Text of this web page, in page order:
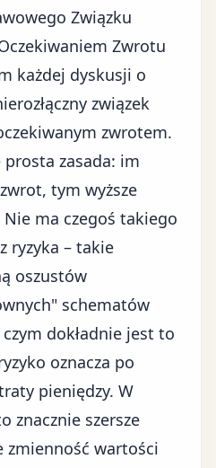
Związku
Zwrotu
każdej dyskusji o
związek
zwrotem.
zasada: im
tym wyższe
ma czegoś takiego
ryzyka – takie
oszustów
schematów
dokładnie jest to
oznacza po
pieniędzy. W
znacznie szersze
zmienność wartości